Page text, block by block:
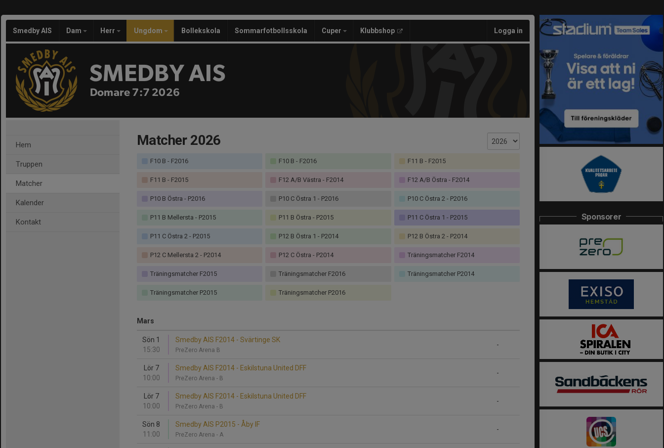
Smedby AIS Dam Herr Ungdom Bollekskola Sommarfotbollsskola Cuper Klubbshop Logga in
SMEDBY AIS
Domare 7:7 2026
Hem
Truppen
Matcher
Kalender
Kontakt
Matcher 2026
F10 B - F2016 F10 B - F2016 F11 B - F2015
F11 B - F2015 F12 A/B Västra - F2014 F12 A/B Östra - F2014
P10 B Östra - P2016 P10 C Östra 1 - P2016 P10 C Östra 2 - P2016
P11 B Mellersta - P2015 P11 B Östra - P2015 P11 C Östra 1 - P2015
P11 C Östra 2 - P2015 P12 B Östra 1 - P2014 P12 B Östra 2 - P2014
P12 C Mellersta 2 - P2014 P12 C Östra - P2014 Träningsmatcher F2014
Träningsmatcher F2015 Träningsmatcher F2016 Träningsmatcher P2014
Träningsmatcher P2015 Träningsmatcher P2016
Mars
Sön 1
15:30
-
Smedby AIS F2014 - Svärtinge SK
PreZero Arena B
Lör 7
10:00
-
Smedby AIS F2014 - Eskilstuna United DFF
PreZero Arena - B
Lör 7
10:00
-
Smedby AIS F2014 - Eskilstuna United DFF
PreZero Arena - B
Sön 8
11:00
-
Smedby AIS P2015 - Åby IF
PreZero Arena - A
Sponsorer